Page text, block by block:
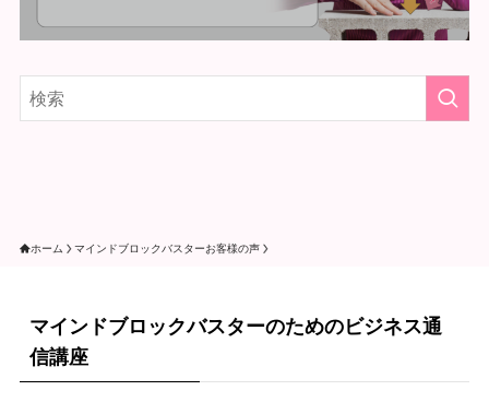
ホーム マインドブロックバスターお客様の声
マインドブロックバスターのためのビジネス通
信講座